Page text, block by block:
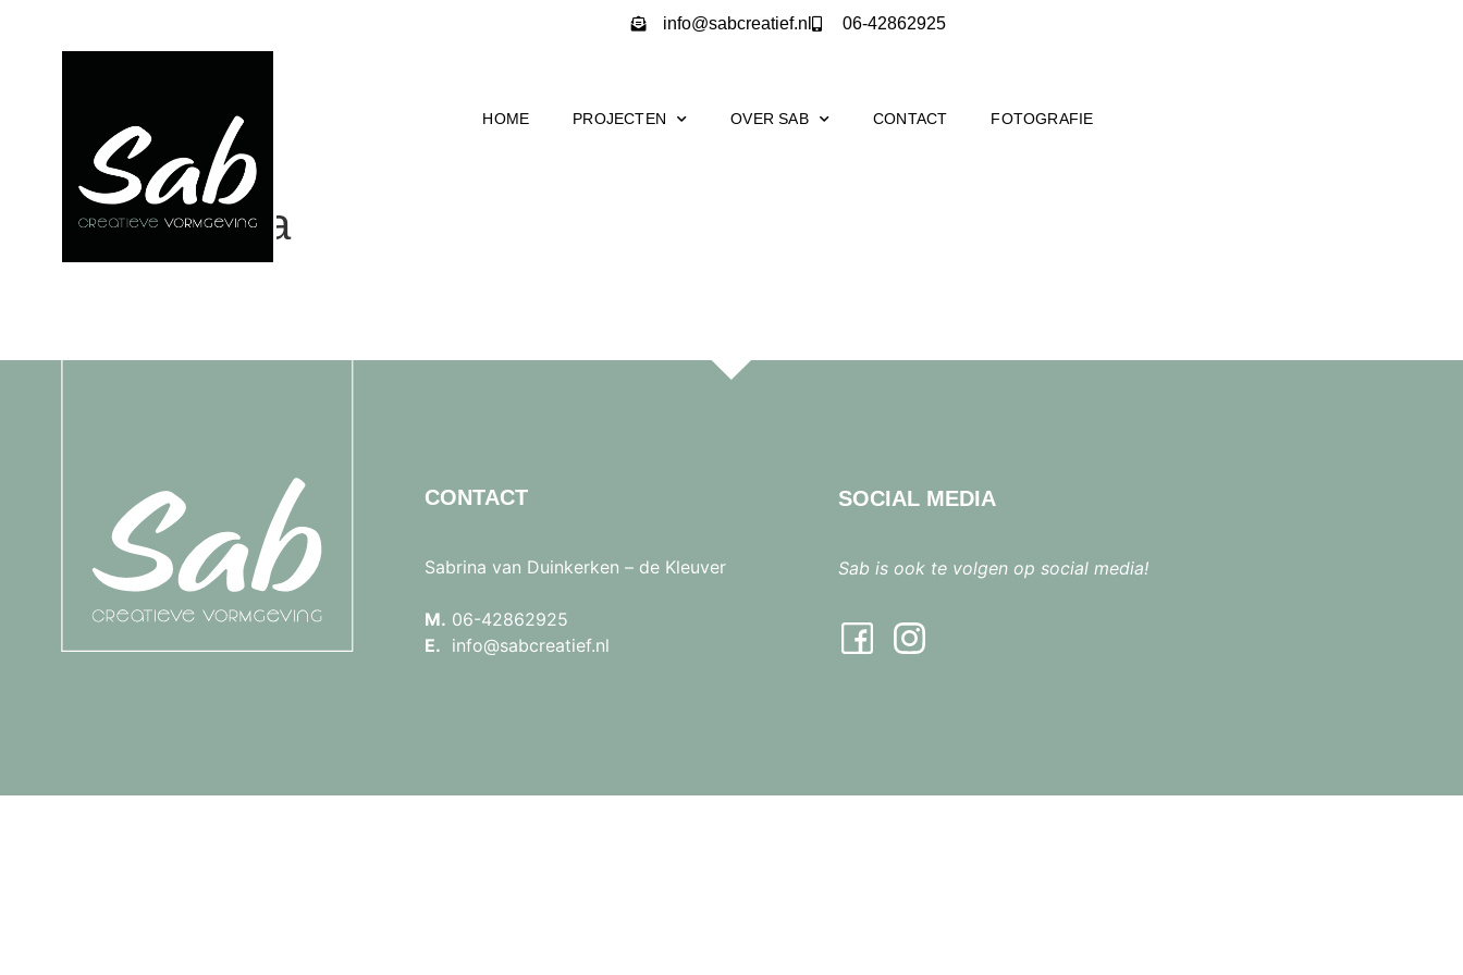
info@sabcreatief.nl 06-42862925
HOME PROJECTEN OVER SAB CONTACT FOTOGRAFIE
Otte Infra
CONTACT
Sabrina van Duinkerken – de Kleuver
M. 06-42862925
E. info@sabcreatief.nl
SOCIAL MEDIA
Sab is ook te volgen op social media!